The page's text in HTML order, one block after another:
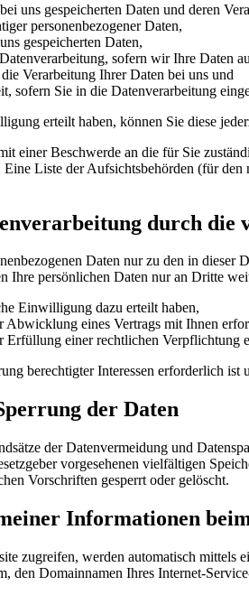
uns gespeicherten Daten und deren
personenbezogener Daten,
gespeicherten Daten,
sofern wir Ihre Daten
Verarbeitung Ihrer Daten bei uns und
sofern Sie in die Datenverarbeitung
erteilt haben, können Sie diese
einer Beschwerde an die für Sie
Eine Liste der Aufsichtsbehörden (für
durch
Daten nur zu den in
Ihre persönlichen Daten nur an Dritte
Einwilligung dazu erteilt haben,
Abwicklung eines Vertrags mit Ihnen
Erfüllung einer rechtlichen Verpflichtung
berechtigter Interessen erforderlich
der Daten
der Datenvermeidung und
vorgesehenen vielfältigen
Vorschriften gesperrt oder gelöscht.
Informationen
zugreifen, werden automatisch
den Domainnamen Ihres Internet-